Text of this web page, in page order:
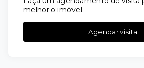
melhor o imóvel.
Agendar visita